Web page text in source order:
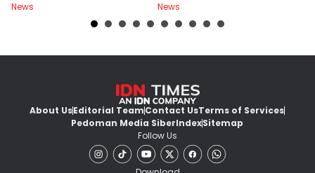
News
News
About UsEditorial TeamContact UsTerms of Services
Pedoman Media SiberIndexSitemap
Follow Us